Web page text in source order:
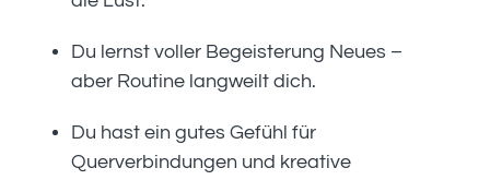
Du lernst voller Begeisterung Neues –
aber Routine langweilt dich.
Du hast ein gutes Gefühl für
Querverbindungen und kreative